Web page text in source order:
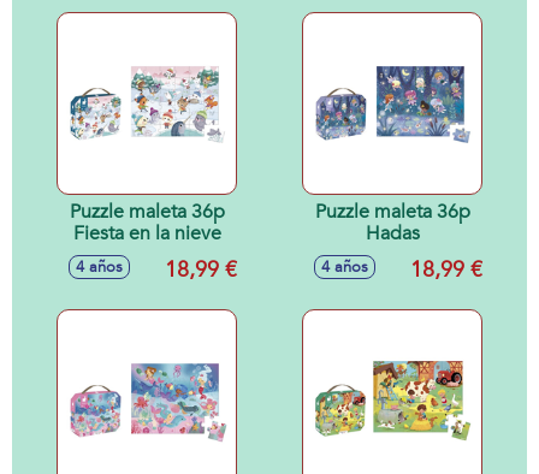
Puzzle maleta 36p
Fiesta en la nieve
4 años 18,99 €
Puzzle maleta 36p
Hadas
4 años 18,99 €